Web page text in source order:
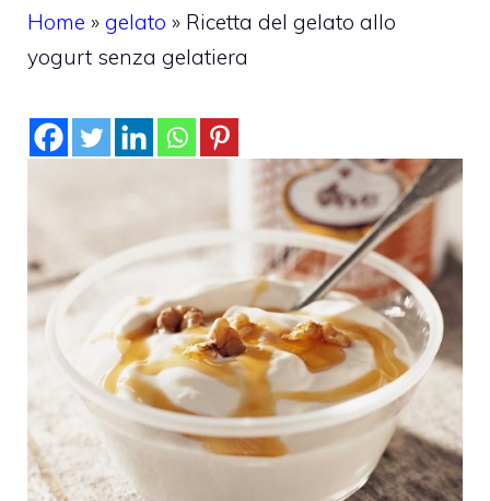
Home » gelato » Ricetta del gelato allo
yogurt senza gelatiera